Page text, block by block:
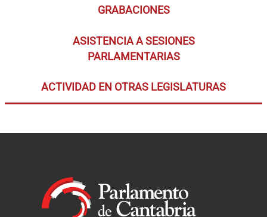
GRABACIONES
ASISTENCIA A SESIONES
PARLAMENTARIAS
ACTIVIDAD EN OTRAS LEGISLATURAS